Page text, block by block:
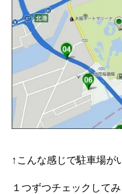
↑こんな感じで駐車場が
１つずつチェックしてみ